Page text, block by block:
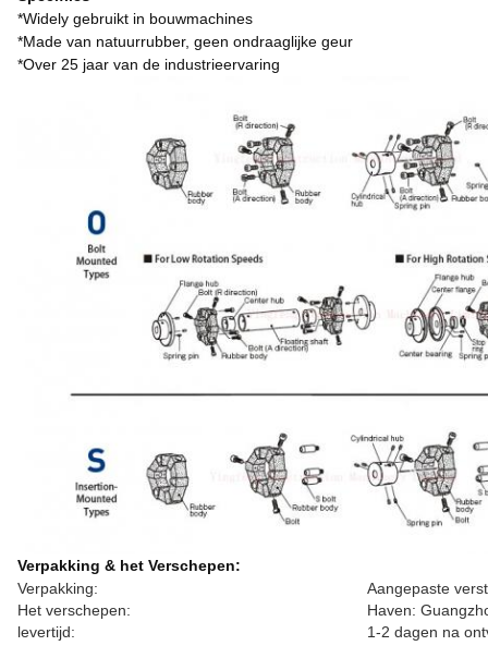
*Widely gebruikt in bouwmachines
*Made van natuurrubber, geen ondraaglijke geur
*Over 25 jaar van de industrieervaring
Verpakking & het Verschepen:
Verpakking:
Aangepaste
Het verschepen:
Haven:
levertijd:
1-2 dagen na